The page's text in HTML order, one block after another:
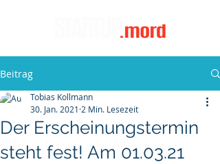
Beitrag
Der Erscheinungstermin
steht fest! Am 01.03.21
Tobias Kollmann
30. Jan. 2021 2 Min. Lesezeit